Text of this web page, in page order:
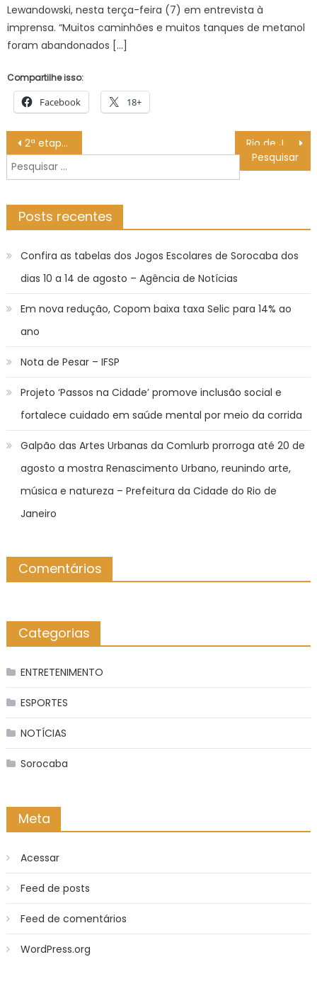
Lewandowski, nesta terça-feira (7) em entrevista à
imprensa. “Muitos caminhões e muitos tanques de metanol
foram abandonados […]
Compartilhe isso:
Facebook 18+
Navegação
de
Post
2ª etapa atende 9,6 mil animais e avança para Grande Dourados e Cone Sul – Agência de Noticias do Governo de Mato Grosso do Sul
Pesquisar
por:
Posts recentes
Confira as tabelas dos Jogos Escolares de Sorocaba dos
dias 10 a 14 de agosto – Agência de Notícias
Em nova redução, Copom baixa taxa Selic para 14% ao
ano
Nota de Pesar – IFSP
Projeto ‘Passos na Cidade’ promove inclusão social e
fortalece cuidado em saúde mental por meio da corrida
Galpão das Artes Urbanas da Comlurb prorroga até 20 de
agosto a mostra Renascimento Urbano, reunindo arte,
música e natureza – Prefeitura da Cidade do Rio de
Janeiro
Comentários
Categorias
ENTRETENIMENTO
ESPORTES
NOTÍCIAS
Sorocaba
Meta
Acessar
Feed de posts
Feed de comentários
WordPress.org